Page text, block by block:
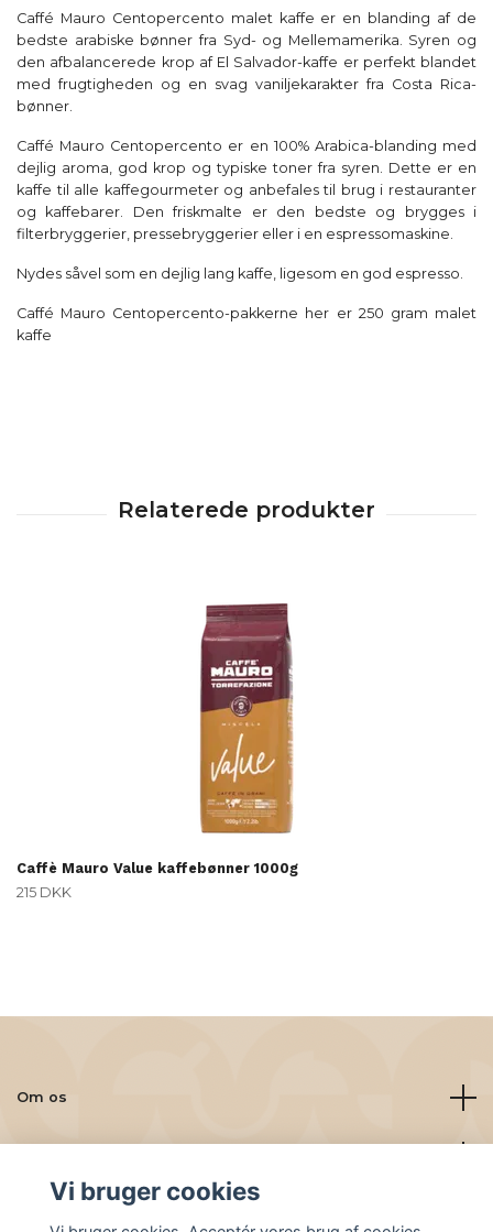
Caffé Mauro Centopercento malet kaffe er en blanding af de
bedste arabiske bønner fra Syd- og Mellemamerika. Syren og
den afbalancerede krop af El Salvador-kaffe er perfekt blandet
med frugtigheden og en svag vaniljekarakter fra Costa Rica-
bønner.
Caffé Mauro Centopercento er en 100% Arabica-blanding med
dejlig aroma, god krop og typiske toner fra syren. Dette er en
kaffe til alle kaffegourmeter og anbefales til brug i restauranter
og kaffebarer. Den friskmalte er den bedste og brygges i
filterbryggerier, pressebryggerier eller i en espressomaskine.
Nydes såvel som en dejlig lang kaffe, ligesom en god espresso.
Caffé Mauro Centopercento-pakkerne her er 250 gram malet
kaffe
Caffè Mauro Value kaffebønner 1000g
215 DKK
Om os
Vi bruger cookies